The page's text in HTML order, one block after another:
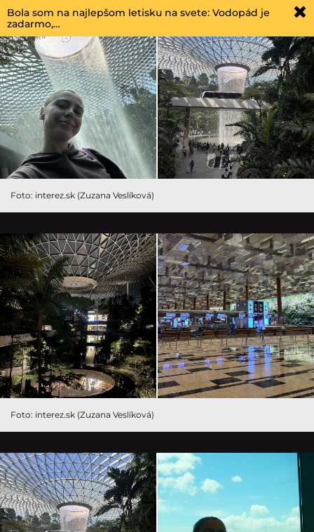
Bola som na najlepšom letisku na svete: Vodopád je
zadarmo,…
Foto: interez.sk (Zuzana Veslíková)
Foto: interez.sk (Zuzana Veslíková)